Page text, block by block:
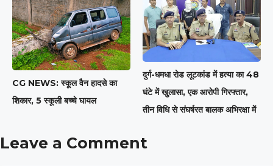
CG NEWS: स्कूल वैन हादसे का
शिकार, 5 स्कूली बच्चे घायल
दुर्ग-धमधा रोड लूटकांड में हत्या का 48
घंटे में खुलासा, एक आरोपी गिरफ्तार,
तीन विधि से संघर्षरत बालक अभिरक्षा में
Leave a Comment